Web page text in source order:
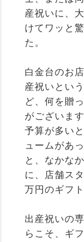
産祝いに、
けてワッと
た。
白金台のお
産祝いとい
ど、何を贈
がございます
予算が多い
ュームがあ
と、なかな
に、店舗ス
万円のギフ
出産祝いの
らこそ、ギ